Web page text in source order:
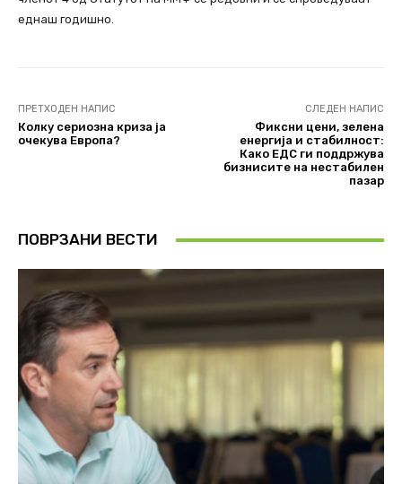
еднаш годишно.
ПРЕТХОДЕН НАПИС
Колку сериозна криза ја
очекува Европа?
СЛЕДЕН НАПИС
Фиксни цени, зелена
енергија и стабилност:
Како ЕДС ги поддржува
бизнисите на нестабилен
пазар
ПОВРЗАНИ ВЕСТИ